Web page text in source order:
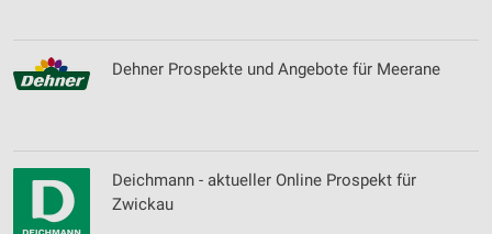
Dehner Prospekte und Angebote für Meerane
Deichmann - aktueller Online Prospekt für
Zwickau